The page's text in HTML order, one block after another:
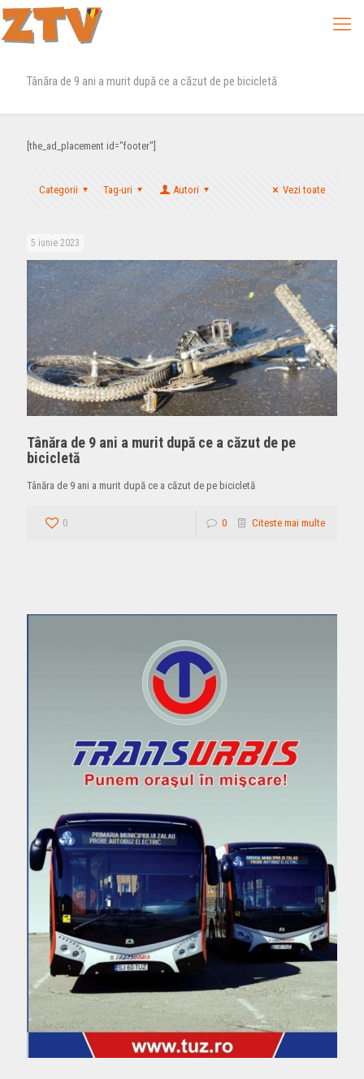
Tânăra de 9 ani a murit după ce a căzut de pe bicicletă
[the_ad_placement id="footer"]
Categorii Tag-uri Autori Vezi toate
5 iunie 2023
Tânăra de 9 ani a murit după ce a căzut de pe
bicicletă
Tânăra de 9 ani a murit după ce a căzut de pe bicicletă
0 0 Citeste mai multe